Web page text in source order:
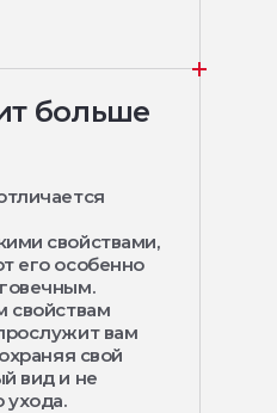
больше
свойствами,
его особенно
свойствам
вам
свой
вид и не
ухода.